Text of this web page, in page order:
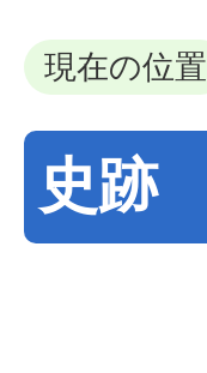
現在の位置
史跡